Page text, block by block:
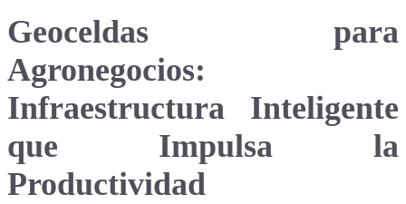
Geoceldas para
Agronegocios:
Infraestructura Inteligente
que Impulsa la
Productividad